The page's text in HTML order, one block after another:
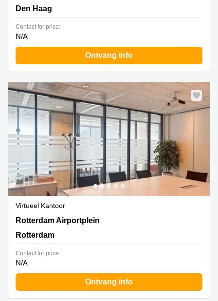
Den Haag
Contact for price:
N/A
Ontvang info
Virtueel Kantoor
Rotterdam Airportplein 22,1ste verdieping, Rotterdam
Rotterdam Airportplein
Rotterdam
Contact for price:
N/A
Ontvang info